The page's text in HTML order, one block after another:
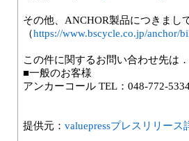
その他、ANCHOR製品につきま
（https://www.bscycle.co.jp/anchor/
この件に関するお問い合わせ先は
■一般のお客様
アンカーコール TEL：048-772-
提供元： valuepressプレスリリース